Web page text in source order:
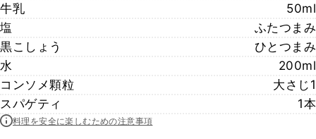
牛乳
50ml
塩
ふたつまみ
黒こしょう
ひとつまみ
水
200ml
コンソメ顆粒
大さじ1
スパゲティ
1本
料理を安全に楽しむための注意事項